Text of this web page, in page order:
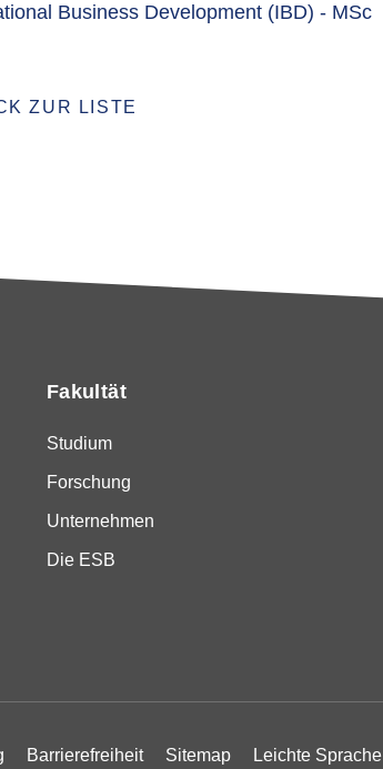
Business Development (IBD) - MSc
ZUR LISTE
Fakultät
Studium
Forschung
Unternehmen
Die ESB
Barrierefreiheit Sitemap Leichte Sprache